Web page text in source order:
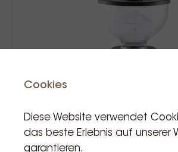
Cookies
Diese Website verwendet
das beste Erlebnis auf unserer
garantieren.